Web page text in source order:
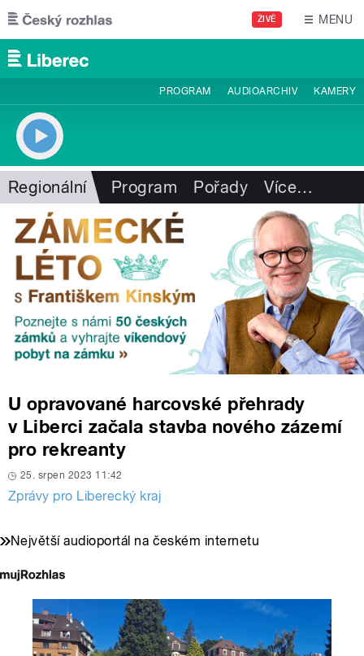
Přejít k hlavnímu obsahu
ŽIVĚ MENU
PROGRAM AUDIOARCHIV KAMERY
Regionální Program Pořady Více…
U opravované harcovské přehrady
v Liberci začala stavba nového zázemí
pro rekreanty
25. srpen 2023 11:42
Zprávy pro Liberecký kraj
Největší audioportál na českém internetu